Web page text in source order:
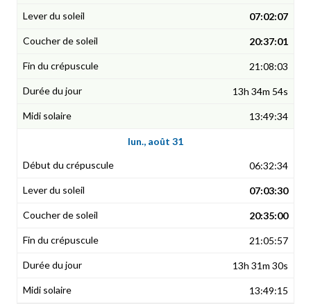
07:02:07
20:37:01
21:08:03
13h 34m 54s
13:49:34
lun., août 31
06:32:34
07:03:30
20:35:00
21:05:57
13h 31m 30s
13:49:15